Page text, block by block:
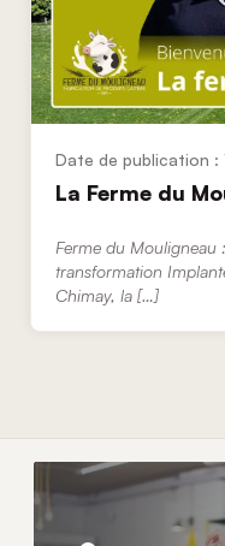
La Ferme du
Ferme du Mouligneau
transformation
Chimay, la […]